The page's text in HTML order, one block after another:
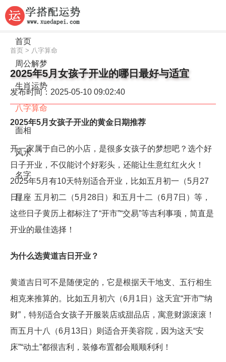
首页
周公解梦
生肖运势
八字算命
面相
风水
名字
星座
首页 > 八字算命
2025年5月女孩子开业的哪日最好与适宜
发布时间：2025-05-10 09:02:40
2025年5月女孩子开业的黄金日期推荐
开一家属于自己的小店，是很多女孩子的梦想吧？选个好
日子开业，不仅能讨个好彩头，还能让生意红红火火！
2025年5月有10天特别适合开业，比如五月初一（5月27
日）、五月初二（5月28日）和五月十二（6月7日）等，
这些日子黄历上都标注了“开市”“交易”等吉利事项，简直是
开业的最佳选择！
为什么选黄道吉日开业？
黄道吉日可不是随便定的，它是根据天干地支、五行相生
相克来推算的。比如五月初六（6月1日）这天宜“开市”“纳
财”，特别适合女孩子开服装店或甜品店，寓意财源滚滚！
而五月十八（6月13日）则适合开美容院，因为这天“安
床”“动土”都很吉利，装修布置都会顺顺利利！